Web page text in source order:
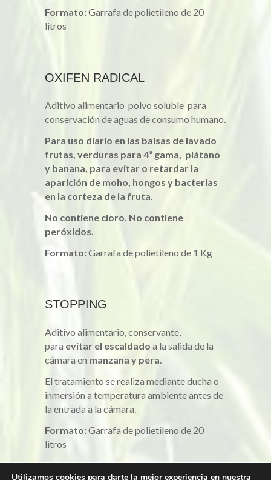
Formato:Garrafa de polietileno de 20
litros
OXIFEN RADICAL
Aditivo alimentario polvo soluble para
conservación de aguas de consumo humano.
Para uso diario en las balsas de lavado
frutas, verduras para 4ª gama, plátano
y banana, para evitar o retardar la
aparición de moho, hongos y bacterias
en la corteza de la fruta.
No contiene cloro. No contiene
peróxidos.
Formato:Garrafa de polietileno de 1 Kg
STOPPING
Aditivo alimentario, conservante,
para evitar el escaldado a la salida de la
cámara en manzana y pera.
El tratamiento se realiza mediante ducha o
inmersión a temperatura ambiente antes de
la entrada a la cámara.
Formato:Garrafa de polietileno de 20
litros
Utilizamos cookies para darte la mejor experiencia en nuestra